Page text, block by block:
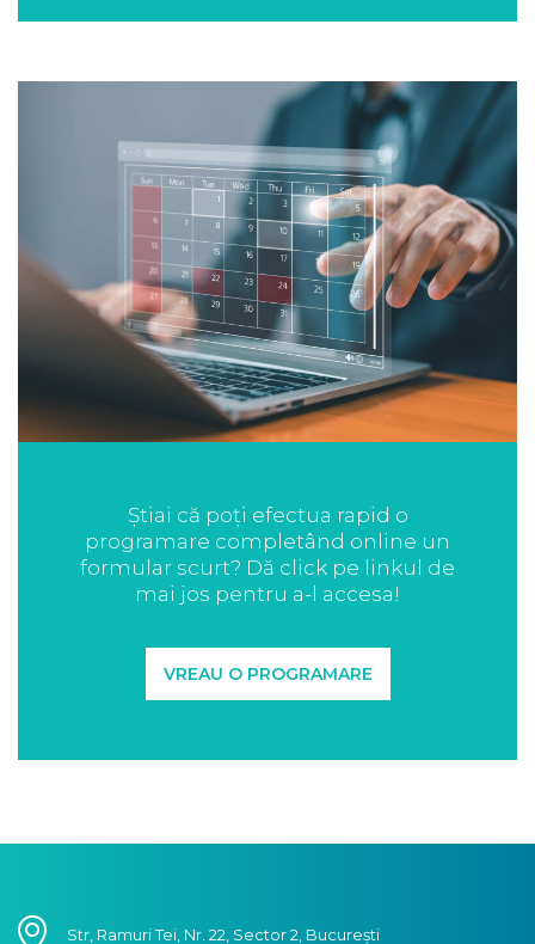
Știai că poți efectua rapid o
programare completând online un
formular scurt? Dă click pe linkul de
mai jos pentru a-l accesa!
VREAU O PROGRAMARE
Str, Ramuri Tei, Nr. 22, Sector 2, București